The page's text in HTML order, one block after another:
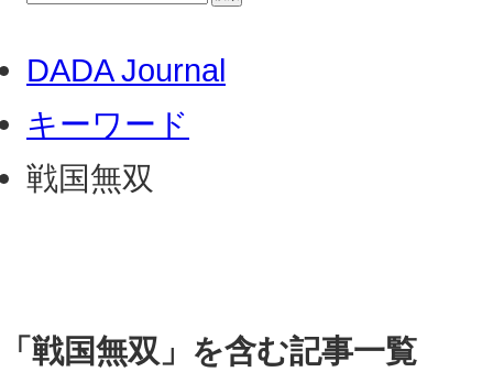
DADA Journal
キーワード
戦国無双
「戦国無双」を含む記事一覧